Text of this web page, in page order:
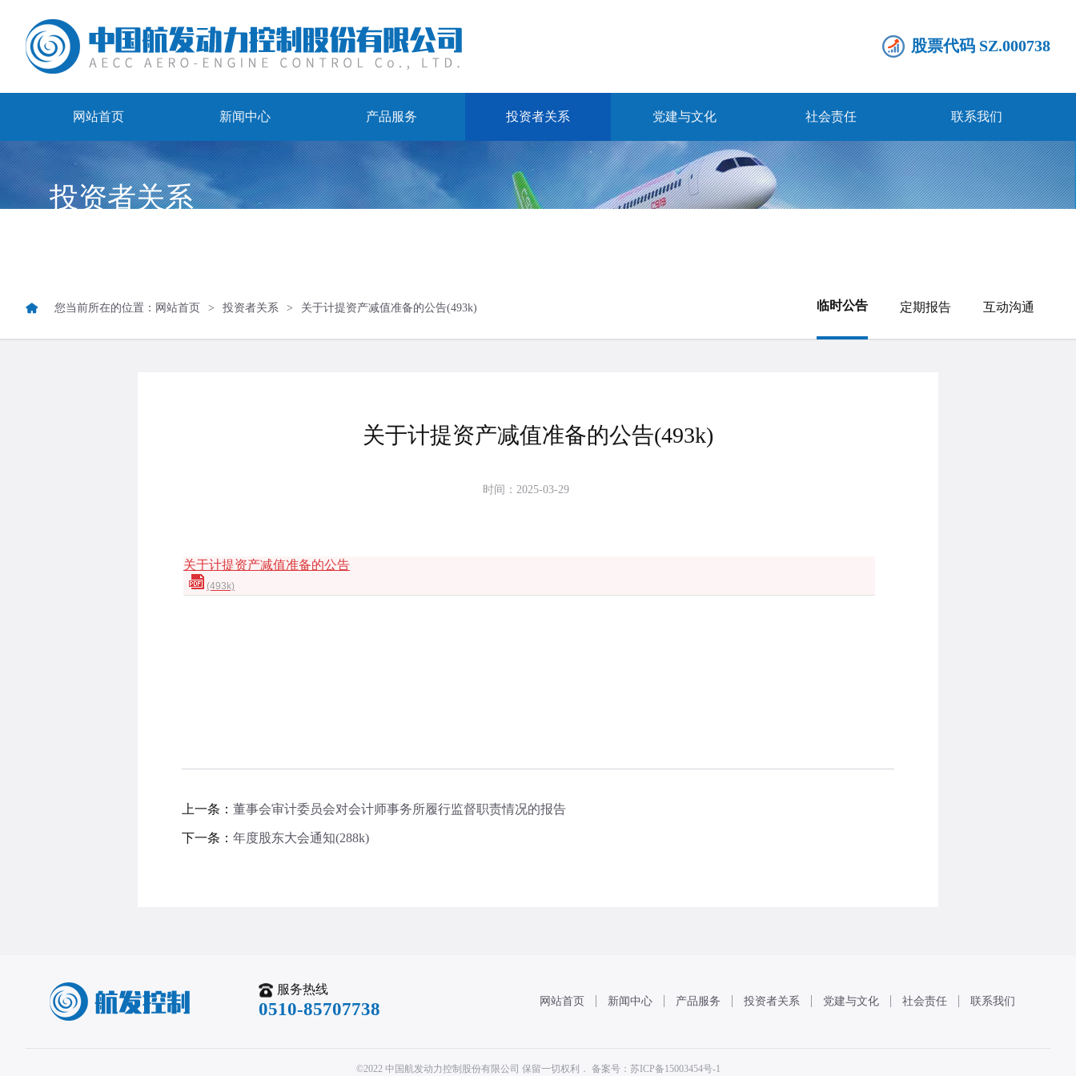
股票代码 SZ.000738
网站首页 新闻中心 产品服务 投资者关系 党建与文化 社会责任 联系我们
投资者关系
您当前所在的位置： 网站首页 > 投资者关系 > 关于计提资产减值准备的公告(493k) 临时公告 定期报告 互动沟通
关于计提资产减值准备的公告(493k)
时间：2025-03-29
关于计提资产减值准备的公告
(493k)
上一条： 董事会审计委员会对会计师事务所履行监督职责情况的报告
下一条： 年度股东大会通知(288k)
服务热线
0510-85707738 网站首页 新闻中心 产品服务 投资者关系 党建与文化 社会责任 联系我们
©2022 中国航发动力控制股份有限公司 保留一切权利． 备案号：苏ICP备15003454号-1